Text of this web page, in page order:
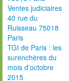
Ventes judiciaires
40 rue du
Ruisseau 75018
Paris
TGI de Paris : les
surenchères du
mois d'octobre
2015